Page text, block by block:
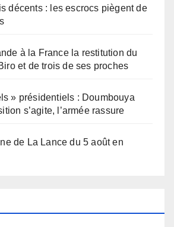
décents : les escrocs piègent de
à la France la restitution du
et de trois de ses proches
» présidentiels : Doumbouya
s’agite, l’armée rassure
de La Lance du 5 août en